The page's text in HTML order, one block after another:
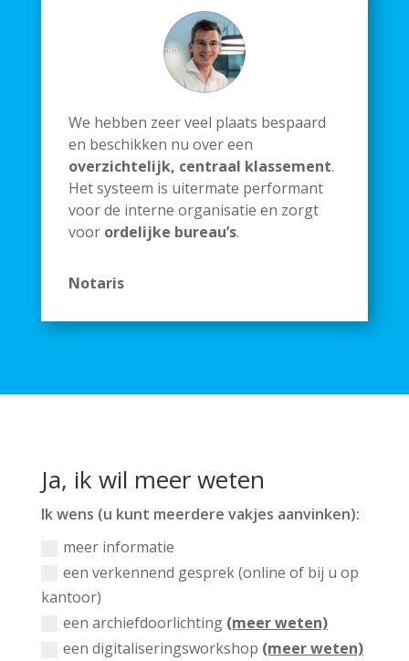
We hebben zeer veel plaats bespaard
en beschikken nu over een
overzichtelijk, centraal klassement.
Het systeem is uitermate performant
voor de interne organisatie en zorgt
voor ordelijke bureau’s.
Notaris
Ja, ik wil meer weten
Ik wens (u kunt meerdere vakjes aanvinken):
meer informatie
een verkennend gesprek (online of bij u op
kantoor)
een archiefdoorlichting (meer weten)
een digitaliseringsworkshop (meer weten)